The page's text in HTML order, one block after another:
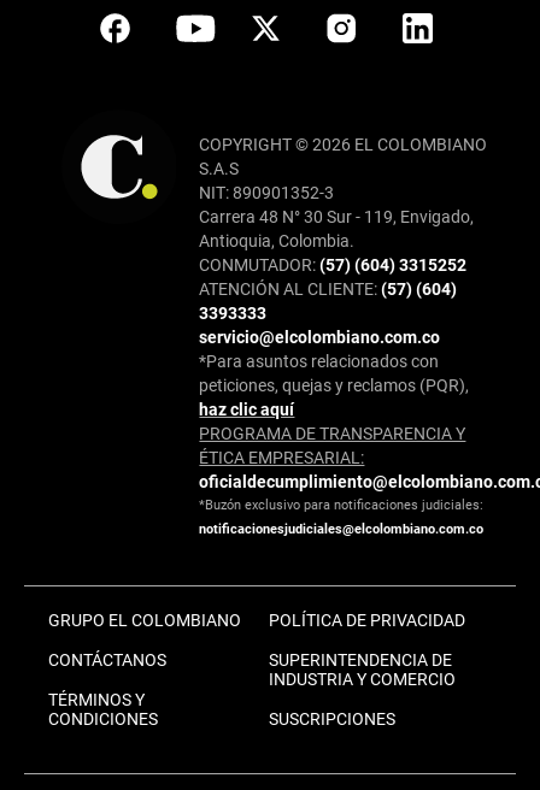
COPYRIGHT © 2026 EL COLOMBIANO
S.A.S
NIT: 890901352-3
Carrera 48 N° 30 Sur - 119, Envigado,
Antioquia, Colombia.
CONMUTADOR:(57) (604) 3315252
ATENCIÓN AL CLIENTE:(57) (604)
3393333
servicio@elcolombiano.com.co
*Para asuntos relacionados con
peticiones, quejas y reclamos (PQR),
haz clic aquí
PROGRAMA DE TRANSPARENCIA Y
ÉTICA EMPRESARIAL:
*Buzón exclusivo para notificaciones judiciales:
notificacionesjudiciales@elcolombiano.com.co
GRUPO EL COLOMBIANO
CONTÁCTANOS
TÉRMINOS Y
CONDICIONES
POLÍTICA DE PRIVACIDAD
SUPERINTENDENCIA DE
INDUSTRIA Y COMERCIO
SUSCRIPCIONES